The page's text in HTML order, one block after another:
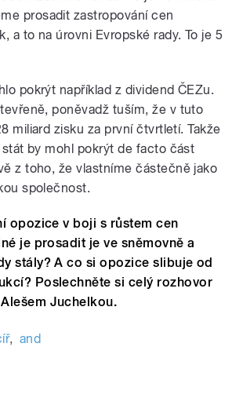
prosadit zastropování cen
a to na úrovni Evropské rady. To je 5
pokrýt například z dividend ČEZu.
poněvadž tuším, že v tuto
miliard zisku za první čtvrtletí. Takže
by mohl pokrýt de facto část
z toho, že vlastníme částečně jako
společnost.
opozice v boji s růstem cen
je prosadit je ve sněmovně a
stály? A co si opozice slibuje od
Poslechněte si celý rozhovor
Juchelkou.
, and